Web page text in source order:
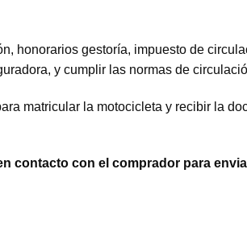
honorarios gestoría, impuesto de
y cumplir las normas de
matricular la motocicleta y recibir la
contacto con el comprador para